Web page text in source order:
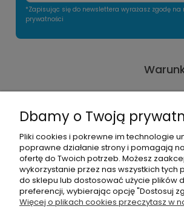
*Zapisując się do newslettera wyrażasz zgodę na
prywatności
Dbamy o Twoją
Pliki cookies i pokrewne im technologie
poprawne działanie strony i pomagają
ofertę do Twoich potrzeb. Możesz
wykorzystanie przez nas wszystkich tych
do sklepu lub dostosować użycie plików
preferencji, wybierając opcję "Dostosuj
Więcej o plikach cookies przeczytasz w